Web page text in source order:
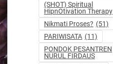
(SHOT) Spiritual
HipnOtivation Therapy
Nikmati Proses? (51)
PARIWISATA (11)
PONDOK PESANTREN
NURUL FIRDAUS